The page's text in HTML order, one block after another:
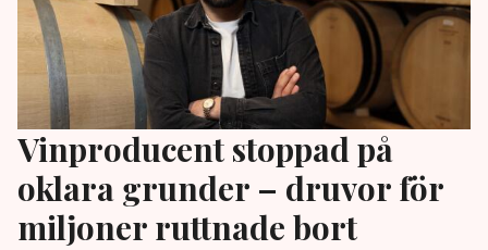
Vinproducent stoppad på
oklara grunder – druvor för
miljoner ruttnade bort